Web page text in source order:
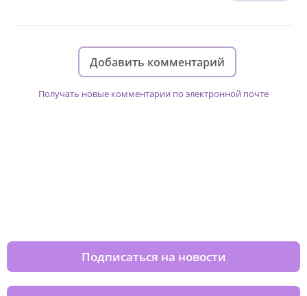
Добавить комментарий
Получать новые комментарии по электронной почте
Подписаться на новости